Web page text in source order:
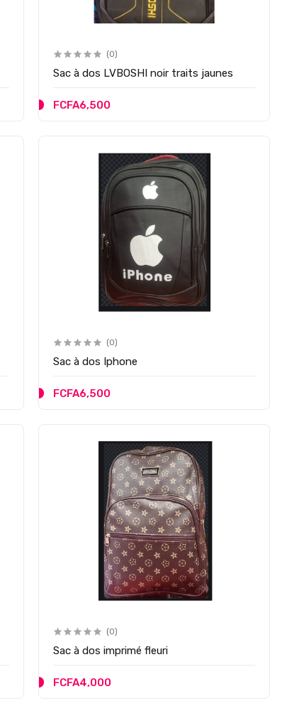
(0)
Sac à dos LVBOSHI noir traits jaunes
FCFA6,500
(0)
Sac à dos Iphone
FCFA6,500
(0)
Sac à dos imprimé fleuri
FCFA4,000